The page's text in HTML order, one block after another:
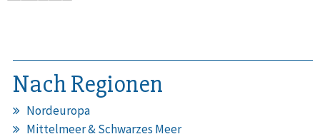
Nach Regionen
Nordeuropa
Mittelmeer & Schwarzes Meer